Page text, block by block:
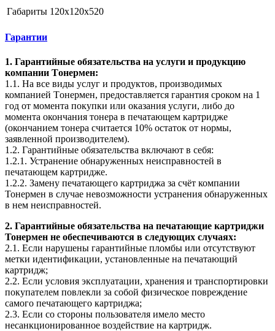
Габариты 120x120x520
Гарантии
1. Гарантийные обязательства на услуги и продукцию
компании Tонермен:
1.1. На все виды услуг и продуктов, производимых
компанией Tонермен, предоставляется гарантия сроком на 1
год от момента покупки или оказания услуги, либо до
момента окончания тонера в печатающем картридже
(окончанием тонера считается 10% остаток от нормы,
заявленной производителем).
1.2. Гарантийные обязательства включают в себя:
1.2.1. Устранение обнаруженных неисправностей в
печатающем картридже.
1.2.2. Замену печатающего картриджа за счёт компании
Тонермен в случае невозможности устранения обнаруженных
в нем неисправностей.
2. Гарантийные обязательства на печатающие картриджи
Тонермен не обеспечиваются в следующих случаях:
2.1. Если нарушены гарантийные пломбы или отсутствуют
метки идентификации, установленные на печатающий
картридж;
2.2. Если условия эксплуатации, хранения и транспортировки
покупателем повлекли за собой физическое повреждение
самого печатающего картриджа;
2.3. Если со стороны пользователя имело место
несанкционированное воздействие на картридж.